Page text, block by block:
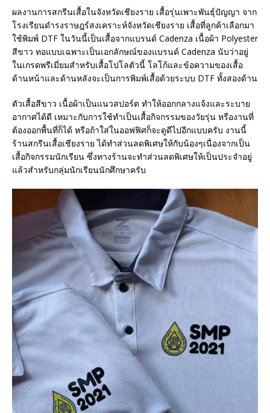
ผลงานการสกรีนเสื้อในจังหวัดเชียงราย เสื้อรุ่นเพาะพันธุ์ปัญญา จาก
โรงเรียนดำรงราษฎร์สงเคราะห์จังหวัดเชียงราย เสื้อที่ลูกค้าเลือกมา
ใช้พิมพ์ DTF ในวันนี้เป็นเสื้อจากแบรนด์ Cadenza เนื้อผ้า Polyester
สีขาว ทอแบบเฉพาะเป็นเอกลักษณ์ของแบรนด์ Cadenza นับว่าอยู่
ในเกรดพรีเมี่ยมสำหรับเสื้อโปโลตัวนี้ โลโก้และข้อความของเสื้อ
ด้านหน้าและด้านหลังจะเป็นการพิมพ์เสื้อด้วยระบบ DTF ทั้งสองด้าน
ตัวเสื้อสีขาว เนื้อผ้าเป็นแนวสปอร์ต ทำให้ออกกลางแจ้งและระบาย
อากาศได้ดี เหมาะกับการใช้ทำเป็นเสื้อกิจกรรมของวัยรุ่น หรืองานที่
ต้องออกพื้นที่ก็ได้ หรือถ้าใส่ในออฟฟิศก็จะดูดีไปอีกแบบครับ งานนี้
ร้านสกรีนเสื้อเชียงราย ได้ทำส่วนลดพิเศษให้กับน้องๆเนื่องจากเป็น
เสื้อกิจกรรมนักเรียน ซึ่งทางร้านจะทำส่วนลดพิเศษให้เป็นประจำอยู่
แล้วสำหรับกลุ่มนักเรียนนักศึกษาครับ